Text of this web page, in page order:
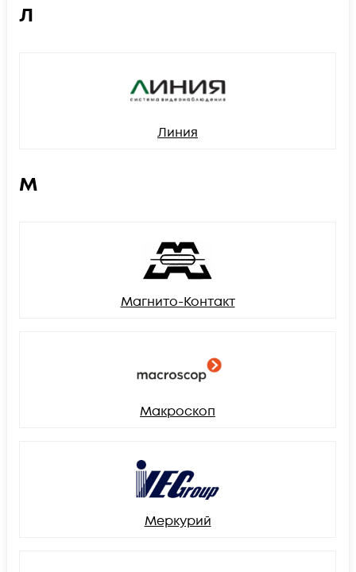
Л
Линия
М
Магнито-Контакт
Макроскоп
Меркурий